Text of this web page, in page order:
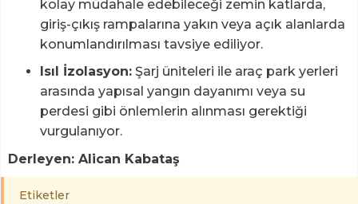
kolay müdahale edebileceği zemin katlarda,
giriş-çıkış rampalarına yakın veya açık alanlarda
konumlandırılması tavsiye ediliyor.
Isıl İzolasyon: Şarj üniteleri ile araç park yerleri
arasında yapısal yangın dayanımı veya su
perdesi gibi önlemlerin alınması gerektiği
vurgulanıyor.
Derleyen: Alican Kabataş
Etiketler